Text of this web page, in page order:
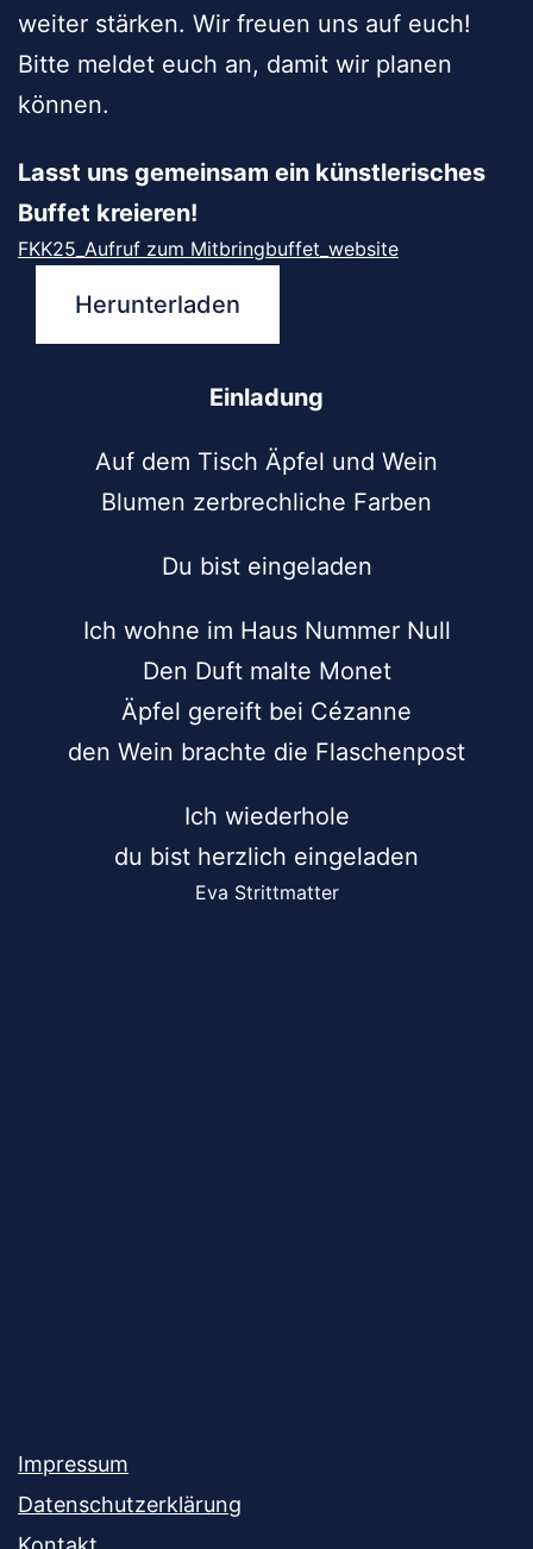
weiter stärken. Wir freuen uns auf euch!
Bitte meldet euch an, damit wir planen
können.
Lasst uns gemeinsam ein künstlerisches
Buffet kreieren!
FKK25_Aufruf zum Mitbringbuffet_website
Herunterladen
Einladung
Auf dem Tisch Äpfel und Wein
Blumen zerbrechliche Farben
Du bist eingeladen
Ich wohne im Haus Nummer Null
Den Duft malte Monet
Äpfel gereift bei Cézanne
den Wein brachte die Flaschenpost
Ich wiederhole
du bist herzlich eingeladen
Eva Strittmatter
Impressum
Datenschutzerklärung